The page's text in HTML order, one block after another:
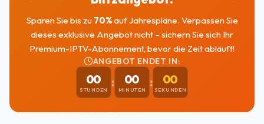
Sparen Sie bis zu 70%auf Jahrespläne. Verpassen Sie
dieses exklusive Angebot nicht – sichern Sie sich Ihr
Premium-IPTV-Abonnement, bevor die Zeit abläuft!
ANGEBOT ENDET IN:
00
STUNDEN
: 00
MINUTEN
: 00
SEKUNDEN